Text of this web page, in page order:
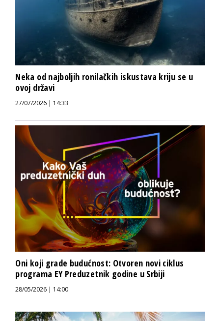
Neka od najboljih ronilačkih iskustava kriju se u
ovoj državi
27/07/2026 | 14:33
Oni koji grade budućnost: Otvoren novi ciklus
programa EY Preduzetnik godine u Srbiji
28/05/2026 | 14:00